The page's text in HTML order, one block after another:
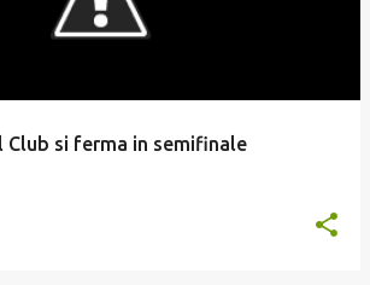
Club si ferma in semifinale